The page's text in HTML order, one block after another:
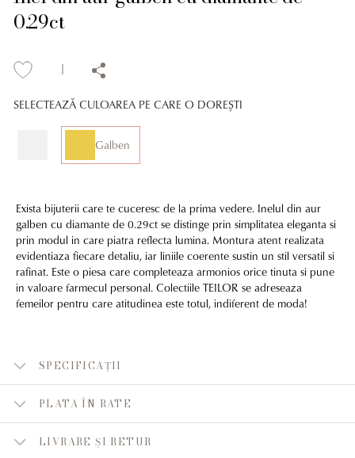
0.29ct
SELECTEAZĂ CULOAREA PE CARE O DOREȘTI
Galben
Exista bijuterii care te cuceresc de la prima vedere. Inelul din aur
galben cu diamante de 0.29ct se distinge prin simplitatea eleganta si
prin modul in care piatra reflecta lumina. Montura atent realizata
evidentiaza fiecare detaliu, iar liniile coerente sustin un stil versatil si
rafinat. Este o piesa care completeaza armonios orice tinuta si pune
in valoare farmecul personal. Colectiile TEILOR se adreseaza
femeilor pentru care atitudinea este totul, indiferent de moda!
SPECIFICAȚII
PLATA ÎN RATE
LIVRARE ȘI RETUR